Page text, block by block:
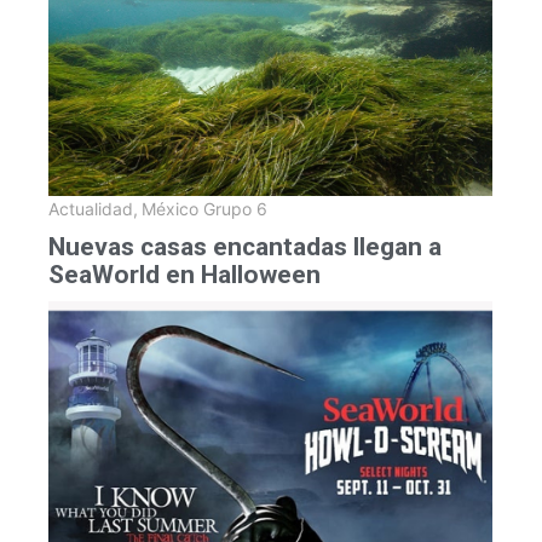
Actualidad, México Grupo 6
Nuevas casas encantadas llegan a
SeaWorld en Halloween